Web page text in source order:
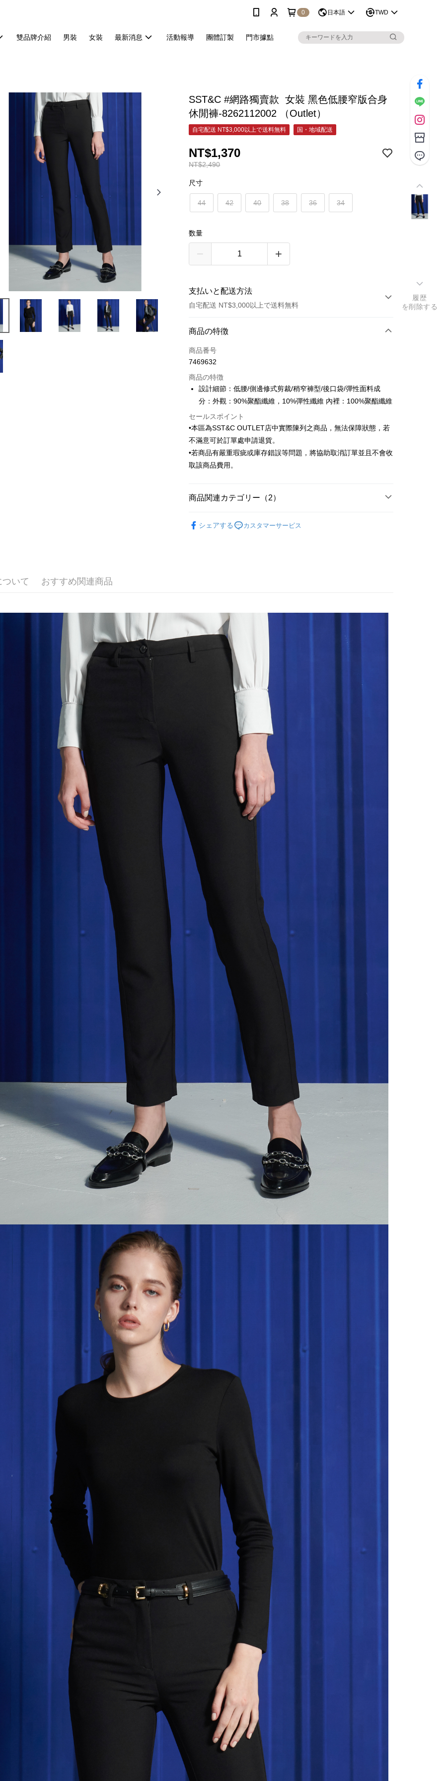
0 日本語 TWD
雙品牌介紹 男裝 女裝 最新消息 活動報導 團體訂製 門市據點
SST&C #網路獨賣款 女裝 黑色低腰窄版合身
休閒褲-8262112002 （Outlet）
自宅配送 NT$3,000以上で送料無料 国・地域配送
NT$2,490
NT$1,370
尺寸
44 42 40 38 36 34
数量
支払いと配送方法
自宅配送 NT$3,000以上で送料無料
お支払い方法
クレジットカード1回払い
クレジットカード分割払い
3回払い、金利0、毎回
合作金庫商業銀行
第一商業銀行
上海商業儲蓄銀行
国泰世華商業銀行
兆豐國際商業銀行
台湾中小企業銀行
HSBC(台湾)商業銀行
華泰商業銀行
聯邦商業銀行
台新國際商業銀行
台湾楽天クレジットカード会社
6回払い、金利0、毎回NT$228 21行の銀行
合作金庫商業銀行
華南商業銀行
彰化商業銀行
上海商業儲蓄銀行
台北富邦商業銀行
国泰世華商業銀行
台湾中小企業銀行
台中商業銀行
HSBC(台湾)商業銀行
玉山商業銀行
LINE Pay
Apple Pay
JKOPAY
Easy Wallet
AFTEE代金後払い
5.商品受け取り時のお支払いは不要です。商品を確かめてから、SMSま
たはアプリの通知に従って、4大コンビニ、またはATM/オンラインバンキ
ングでお支払いください。
代金納付期限は最短で 14 日以内ですので、ご注意ください。AFTEE ア
プリをダウンロードして AFTEE 会員になるとお支払い期限を最長 45 日
以内まで延長できます。
お支払期限は、ショップが請求した期日と、AFTEEで延長できる日数を
もとに計算されます。AFTEEで注文すると、商品を受け取るまで支払い
期限を延長できますが、商品を期限内に受け取れない場合があります
（例：予約商品や商品到着日が比較的遅い商品）。そのため、商品到着
の有無に関わらず、AFTEEで指定された期限内にお支払いください。
二、支払い限度額
1.初回 AFTEEを ご利用の際に、認証結果及び当社の審査の結果に基づ
き、限度額が設定されます。
2.決済金額は最低NT$20です。
3.現在、台湾の会員のみご利用いただけます。
三、利用規約「AFTEE代金後払い」（以下当サービスという）はネット
プロテクションズ（以下 AFTEE という）が提供し、AFTEEが代金を徴収
します。当サービスご利用の際に提供しなければならない個人情報（注
AFTEE公式ホームページの『個人情報の収集、処理及び利用に関する声
明』をご参照ください（
AFTEEの初回ご利用の際に、審査を通過すれば、最高額がNT$10,000に
なります。支払い期限を過ぎた場合、その金額に基づいて年利20%の遅
延滞納金が加算されます。未成年の利用者は、事前に法定代理人または
後見人の同意を得ればAFTEEをご利用いただけます。
個人情報の処理、利用について疑問がある、または関連する法律の権利
を行使したい場合は、ネットプロテクションズ
cs_tw@netprotections.co.jp
にご連絡ください。上記に示した個人情報
を、必要な購入注文書とあわせてAFTEEにご提供いただく、または
AFTEEにあなたの個人情報の収集、処理、利用を許可することににご同
意いただけない場合は、当サービスを選択しないでください。
配送毎にNT$120、NT$3,000以上で送料無料
新竹物流離島宅配
配送毎にNT$350、NT$3,500以上で送料無料
LINEX 宇迅國際
商品の特徴
商品番号
7469632
商品の特徴
設計細節：低腰/側邊修式剪裁/稍窄褲型/後口袋/彈性面料成
分：外觀：90%聚酯纖維，10%彈性纖維 內裡：100%聚酯纖維
セールスポイント
•本區為SST&C OUTLET店中實際陳列之商品，無法保障狀態，若
不滿意可於訂單處申請退貨。
•若商品有嚴重瑕疵或庫存錯誤等問題，將協助取消訂單並且不會收
取該商品費用。
商品関連カテゴリー（2）
シェアする カスタマーサービス
いて おすすめ関連商品
履歴
を削除する